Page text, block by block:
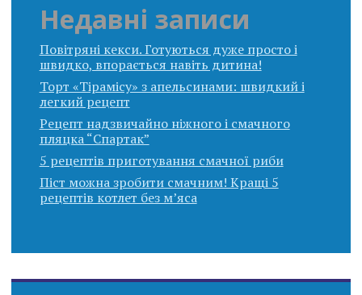
Недавні записи
Повітряні кекси. Готуються дуже просто і
швидко, впорається навіть дитина!
Торт «Тірамісу» з апельсинами: швидкий і
легкий рецепт
Рецепт надзвичайно ніжного і смачного
пляцка “Спартак”
5 рецептів приготування смачної риби
Піст можна зробити смачним! Кращі 5
рецептів котлет без м’яса